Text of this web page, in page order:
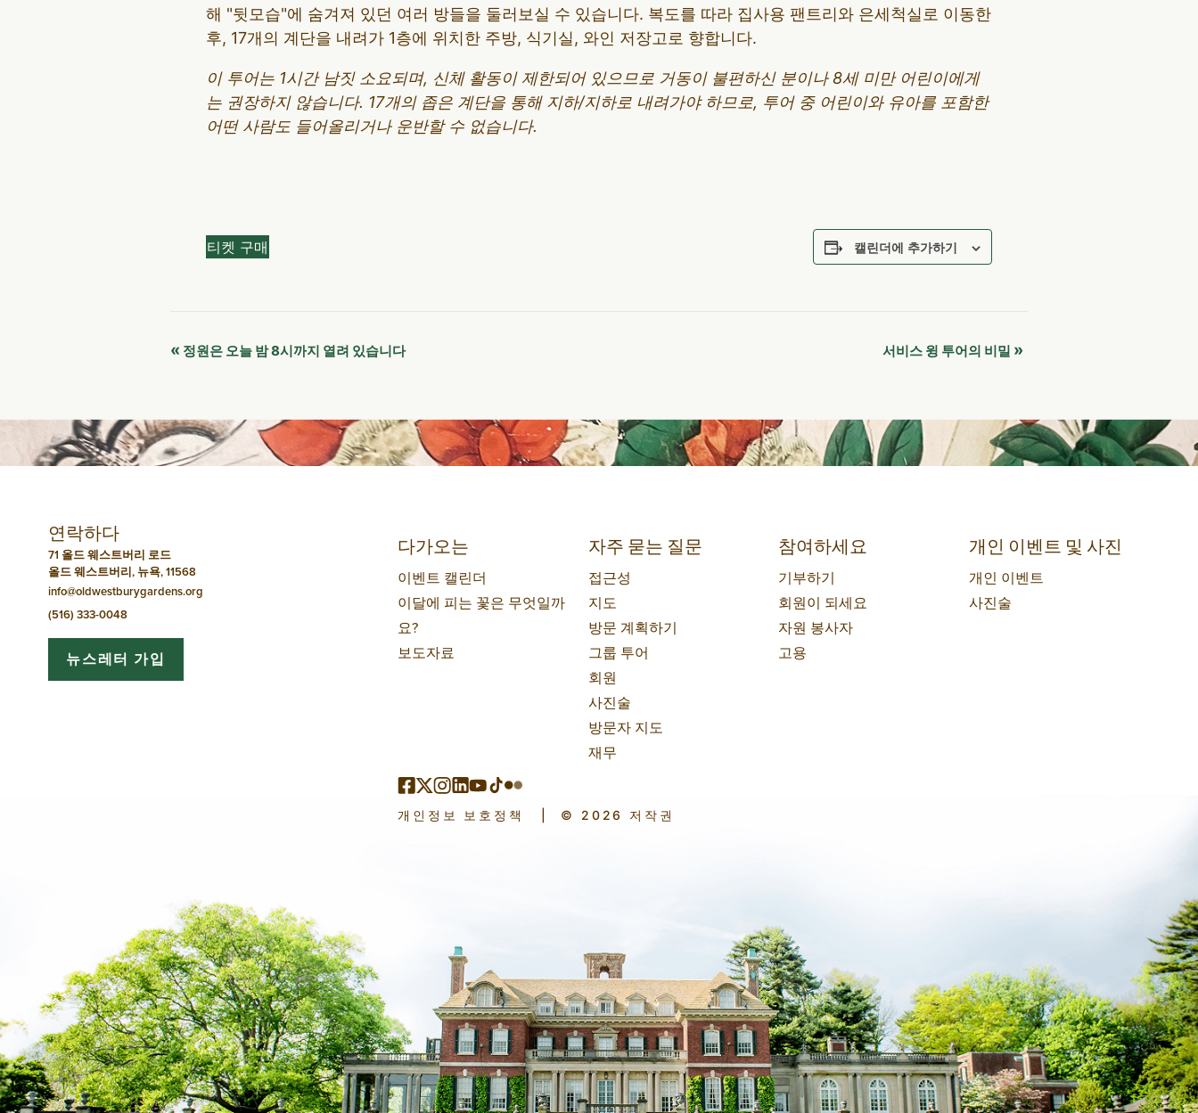
해 "뒷모습"에 숨겨져 있던 여러 방들을 둘러보실 수 있습니다. 복도를 따라 집사용 팬트리와 은세척실로 이동한
후, 17개의 계단을 내려가 1층에 위치한 주방, 식기실, 와인 저장고로 향합니다.
이 투어는 1시간 남짓 소요되며, 신체 활동이 제한되어 있으므로 거동이 불편하신 분이나 8세 미만 어린이에게
는 권장하지 않습니다. 17개의 좁은 계단을 통해 지하/지하로 내려가야 하므로, 투어 중 어린이와 유아를 포함한
어떤 사람도 들어올리거나 운반할 수 없습니다.
티켓 구매 캘린더에 추가하기
이
트
네
게
이
션
« 정원은 오늘 밤 8시까지 열려 있습니다 서비스 윙 투어의 비밀 »
연락하다
71 올드 웨스트버리 로드
올드 웨스트버리, 뉴욕, 11568
info@oldwestburygardens.org
(516) 333-0048
뉴스레터 가입
다가오는
이벤트 캘린더
이달에 피는 꽃은 무엇일까
요?
보도자료
자주 묻는 질문
접근성
지도
방문 계획하기
그룹 투어
회원
사진술
방문자 지도
재무
참여하세요
기부하기
회원이 되세요
자원 봉사자
고용
개인 이벤트 및 사진
개인 이벤트
사진술
개인정보 보호정책 © 2026 저작권